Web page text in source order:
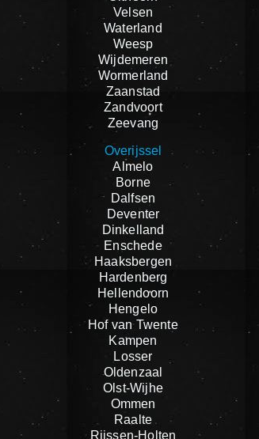
Velsen
Waterland
Weesp
Wijdemeren
Wormerland
Zaanstad
Zandvoort
Zeevang
Overijssel
Almelo
Borne
Dalfsen
Deventer
Dinkelland
Enschede
Haaksbergen
Hardenberg
Hellendoorn
Hengelo
Hof van Twente
Kampen
Losser
Oldenzaal
Olst-Wijhe
Ommen
Raalte
Rijssen-Holten